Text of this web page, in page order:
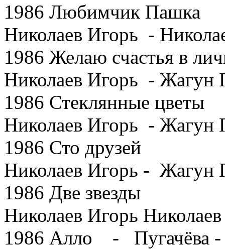
1986 Любимчик Пашка
Николаев Игорь -
1986 Желаю счастья в
Николаев Игорь - Жагун
1986 Стеклянные цветы
Николаев Игорь - Жагун
1986 Сто друзей
Николаев Игорь - Жагун
1986 Две звезды
Николаев Игорь
1986 Алло - Пугачёва -